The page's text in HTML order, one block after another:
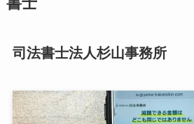
書士
司法書士法人杉山事務所